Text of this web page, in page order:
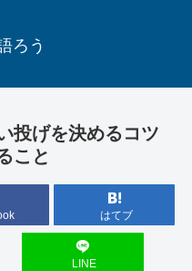
ろう
投げを決めるコツ
こと
はてブ
LINE